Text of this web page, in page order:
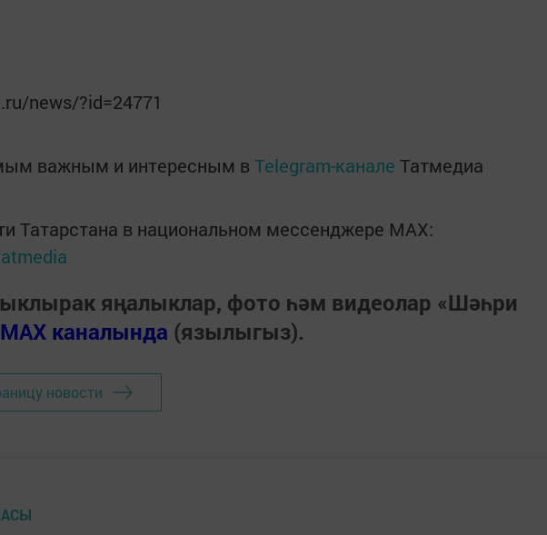
news/?id=24771
важным и интересным в Telegram-канале Татмедиа
Татарстана в национальном мессенджере MАХ:
яңалыклар, фото һәм видеолар «Шәһри
MAX каналында (язылыгыз).
новости